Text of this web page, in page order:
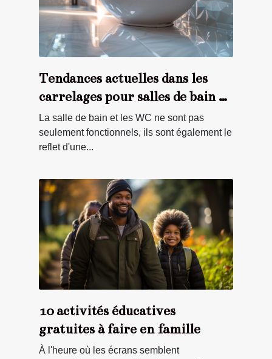
Tendances actuelles dans les
carrelages pour salles de bain et
WC
La salle de bain et les WC ne sont pas
seulement fonctionnels, ils sont également le
reflet d'une...
10 activités éducatives
gratuites à faire en famille
À l'heure où les écrans semblent